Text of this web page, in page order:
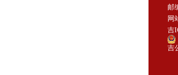
邮
网
吉
吉